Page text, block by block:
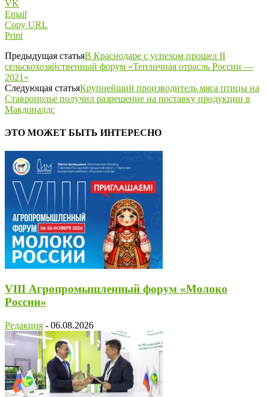
VK
Email
Copy URL
Print
Предыдущая статьяВ Краснодаре с успехом прошел II
сельскохозяйственный форум «Тепличная отрасль России —
2021»
Следующая статьяКрупнейший производитель мяса птицы на
Ставрополье получил разрешение на поставку продукции в
Макдоналдс
ЭТО МОЖЕТ БЫТЬ ИНТЕРЕСНО
VIII Агропромышленный форум «Молоко
России»
Редакция - 06.08.2026